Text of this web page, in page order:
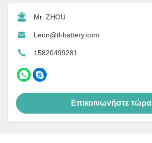
Mr. ZHOU
Leon@tl-battery.com
15820499281
Επικοινωνήστε τώρα